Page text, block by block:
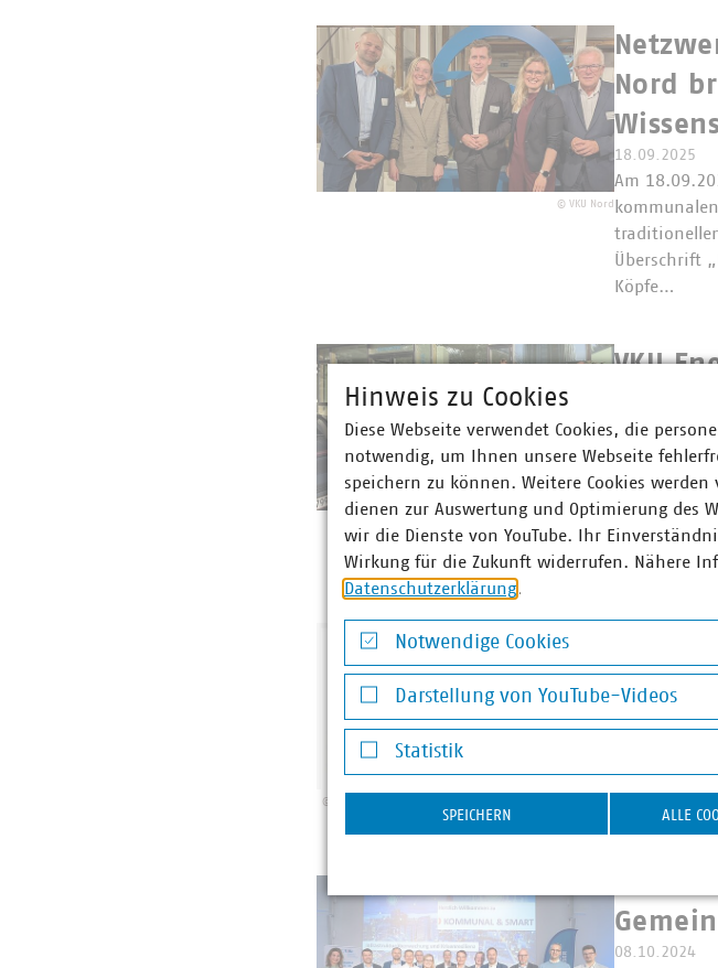
© VKU Nord
Nord
18.09.2025
Am
Überschrift
Köpfe…
VKU
14.11.2024
In
und dem
Dänemark.
©
Warum
aktiv
verfasse ich
auf und
08.10.2024
Hinweis zu Cookies
Diese Webseite verwendet Cookies, die
notwendig, um Ihnen unsere Webseite
speichern zu können. Weitere Cookies
dienen zur Auswertung und Optimierung des
wir die Dienste von YouTube. Ihr
Wirkung für die Zukunft widerrufen. Nähere
Datenschutzerklärung.
Notwendige Cookies
Notwendige Cookies
Darstellung von YouTube-Videos
Darstellung von YouTube-Videos
Statistik
Statistik
SPEICHERN ALLE